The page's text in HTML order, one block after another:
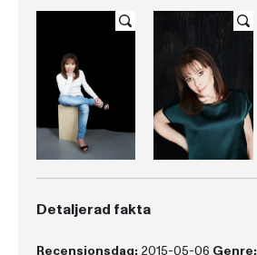
Detaljerad fakta
Recensionsdag: 2015-05-06 Genre: